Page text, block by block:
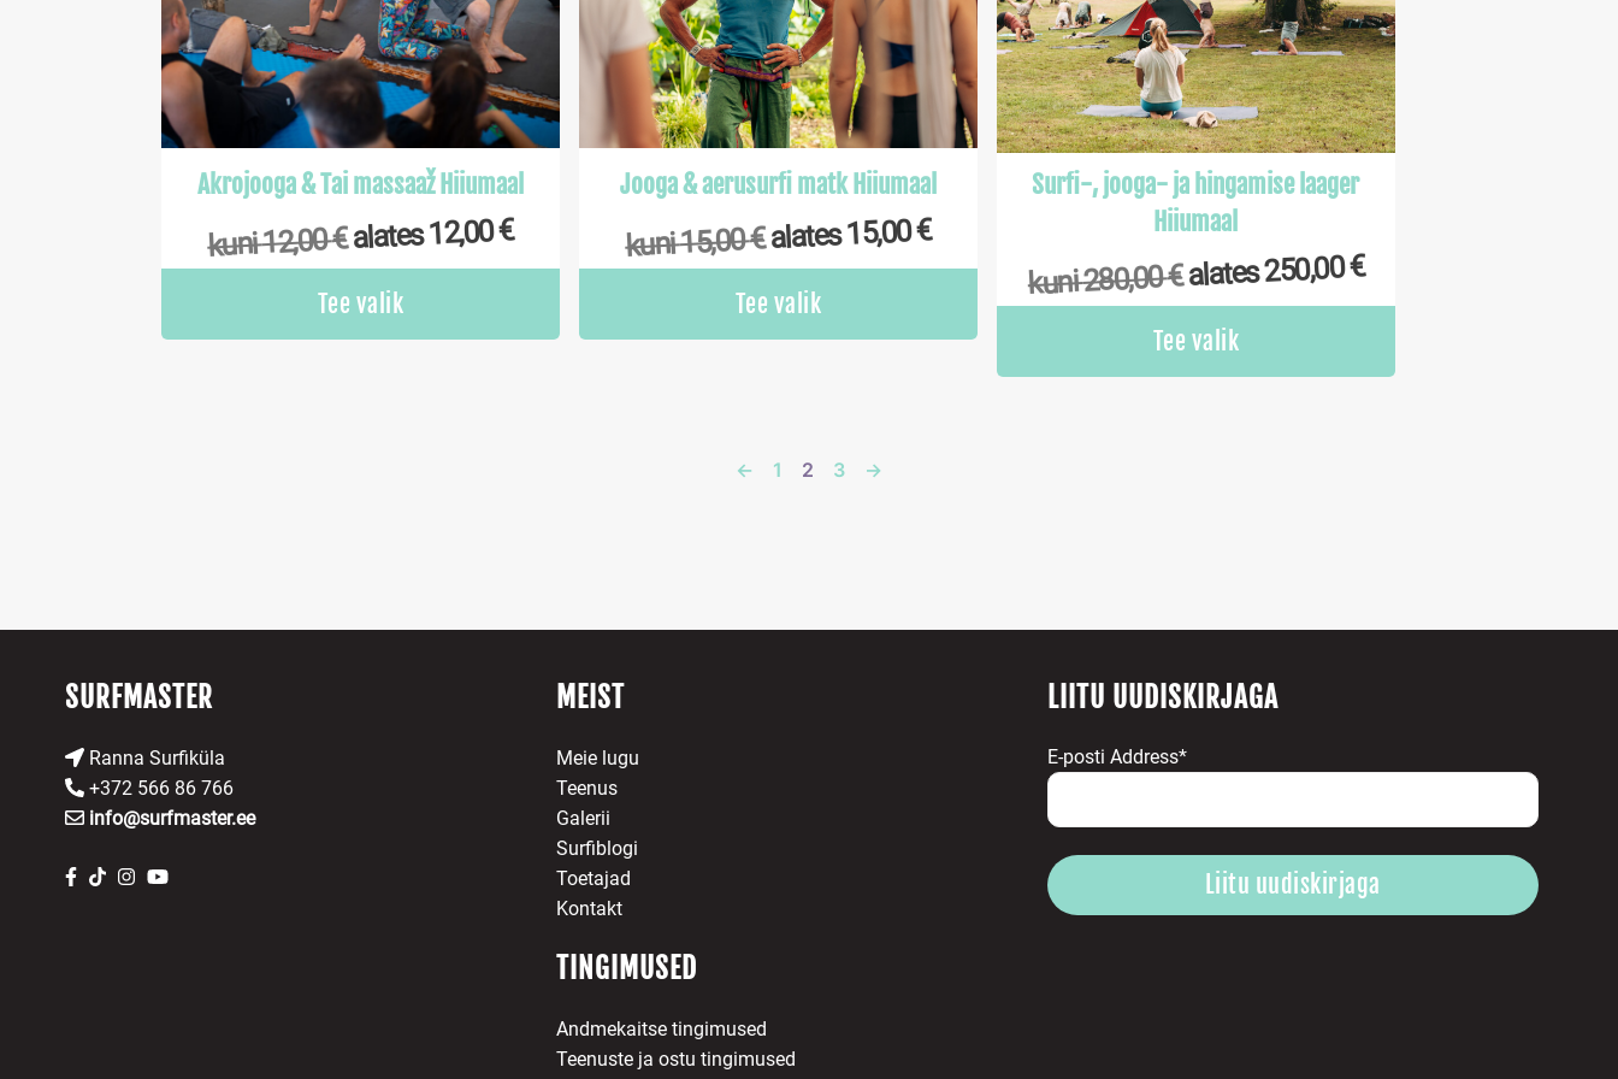
Akrojooga & Tai massaaž Hiiumaal
kuni12,00€alates12,00€
Tee valik
Jooga & aerusurfi matk Hiiumaal
kuni15,00€alates15,00€
Tee valik
Surfi-, jooga- ja hingamise laager
Hiiumaal
kuni280,00€alates250,00€
Tee valik
← 1 2 3 →
SURFMASTER
Ranna Surfiküla
+372 566 86 766
info@surfmaster.ee
MEIST
Meie lugu
Teenus
Galerii
Surfiblogi
Toetajad
Kontakt
TINGIMUSED
Andmekaitse tingimused
Teenuste ja ostu tingimused
LIITU UUDISKIRJAGA
E-posti Address*